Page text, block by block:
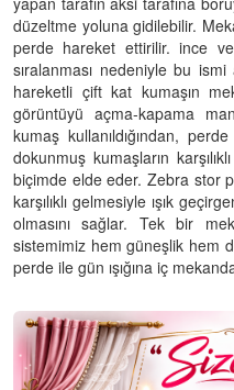
düzeltme yoluna gidilebilir.
perde hareket ettirilir. ince
sıralanması nedeniyle bu ismi
hareketli çift kat kumaşın
görüntüyü açma-kapama
kumaş kullanıldığından,
dokunmuş kumaşların
biçimde elde eder. Zebra stor
karşılıklı gelmesiyle ışık
olmasını sağlar. Tek bir
sistemimiz hem güneşlik hem
perde ile gün ışığına iç